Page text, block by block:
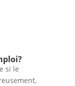
si le